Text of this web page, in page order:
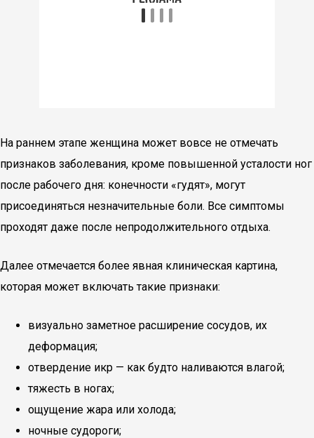
На раннем этапе женщина может вовсе не отмечать
признаков заболевания, кроме повышенной усталости ног
после рабочего дня: конечности «гудят», могут
присоединяться незначительные боли. Все симптомы
проходят даже после непродолжительного отдыха.
Далее отмечается более явная клиническая картина,
которая может включать такие признаки:
визуально заметное расширение сосудов, их
деформация;
отвердение икр — как будто наливаются влагой;
тяжесть в ногах;
ощущение жара или холода;
ночные судороги;